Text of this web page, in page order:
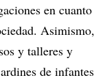
en cuanto
Asimismo,
y talleres y
de infantes